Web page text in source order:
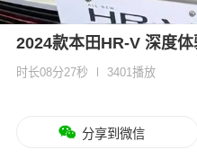
2024款本田HR-V 深度
时长08分27秒 3401播放
分享到微信